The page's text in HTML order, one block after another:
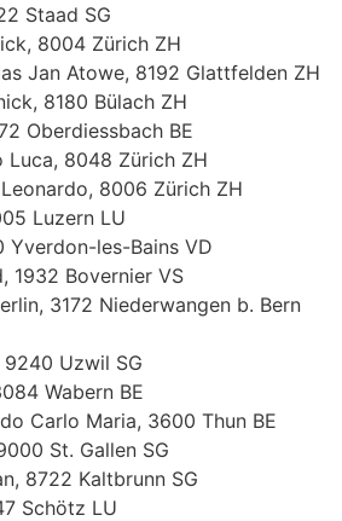
Staad SG
8004 Zürich ZH
Jan Atowe, 8192 Glattfelden ZH
8180 Bülach ZH
Oberdiessbach BE
Luca, 8048 Zürich ZH
8006 Zürich ZH
Luzern LU
Yverdon-les-Bains VD
1932 Bovernier VS
3172 Niederwangen b. Bern
9240 Uzwil SG
Wabern BE
Carlo Maria, 3600 Thun BE
St. Gallen SG
8722 Kaltbrunn SG
Schötz LU